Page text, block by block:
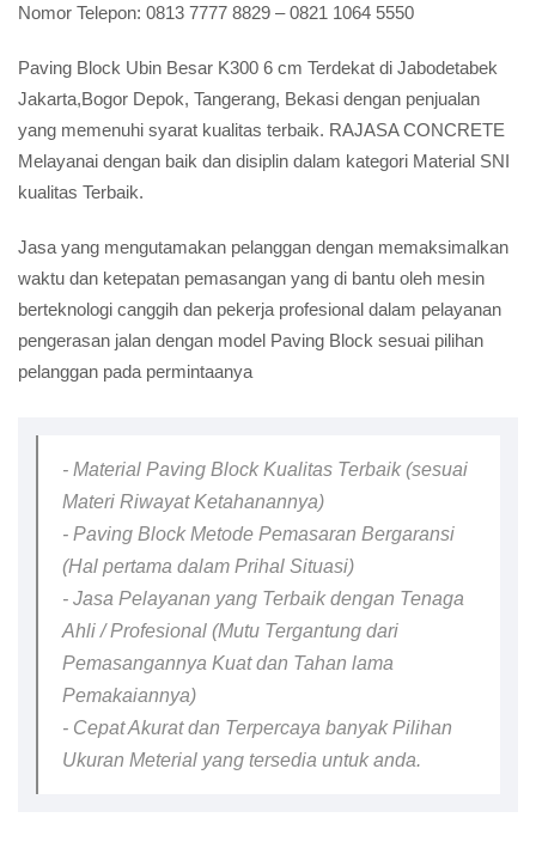
Nomor Telepon: 0813 7777 8829 – 0821 1064 5550
Paving Block Ubin Besar K300 6 cm Terdekat di Jabodetabek
Jakarta,Bogor Depok, Tangerang, Bekasi dengan penjualan
yang memenuhi syarat kualitas terbaik. RAJASA CONCRETE
Melayanai dengan baik dan disiplin dalam kategori Material SNI
kualitas Terbaik.
Jasa yang mengutamakan pelanggan dengan memaksimalkan
waktu dan ketepatan pemasangan yang di bantu oleh mesin
berteknologi canggih dan pekerja profesional dalam pelayanan
pengerasan jalan dengan model Paving Block sesuai pilihan
pelanggan pada permintaanya
- Material Paving Block Kualitas Terbaik (sesuai
Materi Riwayat Ketahanannya)
- Paving Block Metode Pemasaran Bergaransi
(Hal pertama dalam Prihal Situasi)
- Jasa Pelayanan yang Terbaik dengan Tenaga
Ahli / Profesional (Mutu Tergantung dari
Pemasangannya Kuat dan Tahan lama
Pemakaiannya)
- Cepat Akurat dan Terpercaya banyak Pilihan
Ukuran Meterial yang tersedia untuk anda.